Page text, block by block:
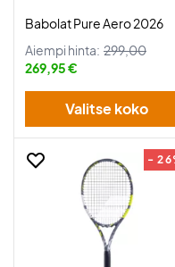
Babolat Pure Aero 2026
Aiempi hinta: 299,00
269,95 €
Valitse koko
-